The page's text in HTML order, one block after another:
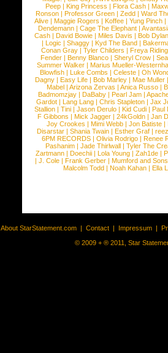
Peep |King Princess |Flora Cash |
Ronson |Professor Green |Zedd |Ward
Alive |Maggie Rogers |Koffee |Yung Pinch |
Dendemann |Cage The Elephant |
Cash | David Bowie | Miles Davis | Bob Dylan
|Logic |Shaggy |Kyd The Band |
Conan Gray |Tyler Childers |Freya
Fender |Benny Blanco |Sheryl Crow |
Summer Walker |Marius Mueller-
Blowfish | Luke Combs | Celeste | Oh
Dagny |Easy Life |Bob Marley |Mae Muller
Mabel |Arizona Zervas |Anica Russo |
Badmomzjay |DaBaby |Pearl Jam |
Gardot | Lang Lang | Chris Stapleton | Jax
Stallion |Tini |Jason Derulo |Kid Cudi |Paul
F Gibbons | Mick Jagger | 24kGoldn | Jan
Joy Crookes | Mimi Webb | Jon Batiste |
Disarstar | Shania Twain | Esther Graf |
6PM RECORDS | Olivia Rodrigo | Renee
Pashanim |Jade Thirlwall |Tyler The
Zartmann | Doechii | Lola Young | Zah1de |
| J. Cole | Frank Gerber | Mumford and Sons
Malcolm Todd | Noah Kahan | Ella
About StarStatement.com | Contact | Impressum |
© 2009 + ® 2011, Star